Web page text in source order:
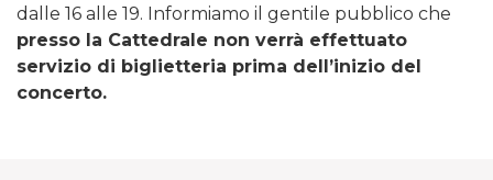
dalle 16 alle 19. Informiamo il gentile pubblico che
presso la Cattedrale non verrà effettuato
servizio di biglietteria prima dell’inizio del
concerto.